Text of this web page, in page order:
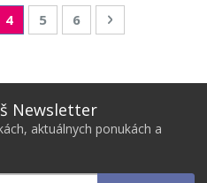
You're currently reading page
4 Page
5 Page
6 Page
Nasledujúca
Newsletter
aktuálnych ponukách a